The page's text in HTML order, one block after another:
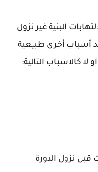
البنية غير نزول
أسباب أخرى طبيعية
كالاسباب التالية:
نزول الدورة